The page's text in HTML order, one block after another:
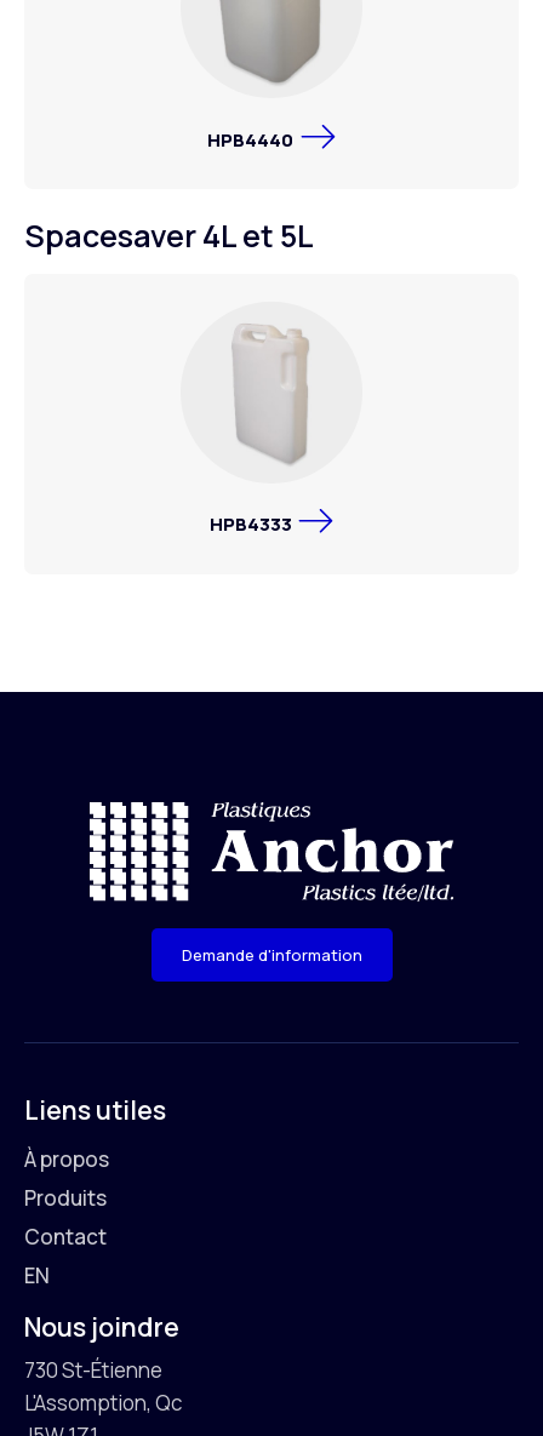
HPB4440
Spacesaver 4L et 5L
HPB4333
Demande d'information
Liens utiles
À propos
Produits
Contact
EN
Nous joindre
730 St-Étienne
L'Assomption, Qc